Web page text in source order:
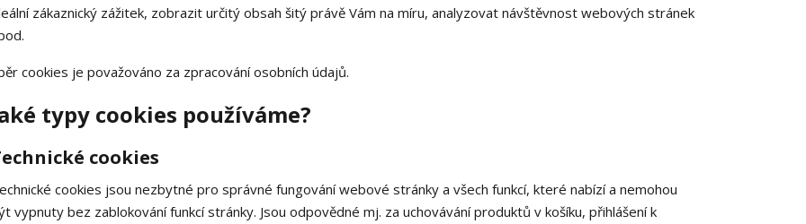
zákaznický zážitek, zobrazit určitý obsah šitý právě Vám na míru, analyzovat návštěvnost webových stránek
cookies je považováno za zpracování osobních údajů.
typy cookies používáme?
cookies
cookies jsou nezbytné pro správné fungování webové stránky a všech funkcí, které nabízí a nemohou
vypnuty bez zablokování funkcí stránky. Jsou odpovědné mj. za uchovávání produktů v košíku, přihlášení k